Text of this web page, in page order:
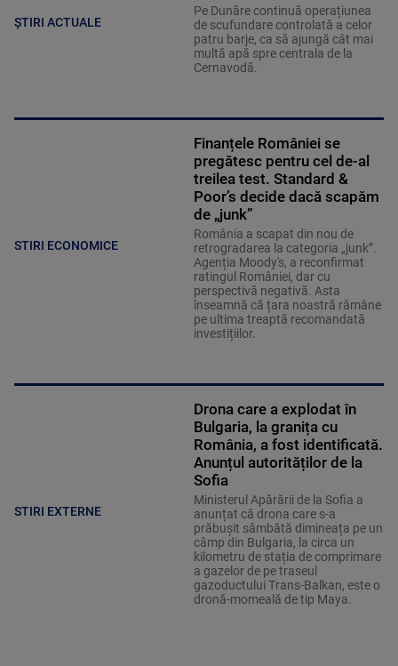
ȘTIRI ACTUALE
Pe Dunăre continuă operațiunea
de scufundare controlată a celor
patru barje, ca să ajungă cât mai
multă apă spre centrala de la
Cernavodă.
STIRI ECONOMICE
Finanțele României se
pregătesc pentru cel de-al
treilea test. Standard &
Poor’s decide dacă scapăm
de „junk”
România a scapat din nou de
retrogradarea la categoria „junk”.
Agenția Moody's, a reconfirmat
ratingul României, dar cu
perspectivă negativă. Asta
înseamnă că țara noastră rămâne
pe ultima treaptă recomandată
investițiilor.
STIRI EXTERNE
Drona care a explodat în
Bulgaria, la granița cu
România, a fost identificată.
Anunțul autorităților de la
Sofia
Ministerul Apărării de la Sofia a
anunțat că drona care s-a
prăbușit sâmbătă dimineața pe un
câmp din Bulgaria, la circa un
kilometru de stația de comprimare
a gazelor de pe traseul
gazoductului Trans-Balkan, este o
dronă-momeală de tip Maya.